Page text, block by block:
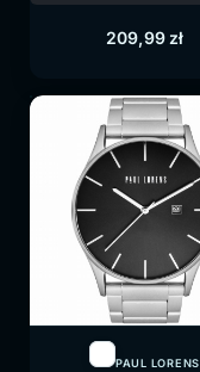
209,99zł
PAUL LORENS